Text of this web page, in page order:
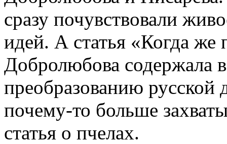
сразу почувствовали
идей. А статья «Когда же
Добролюбова содержала
преобразованию русской
почему-то больше
статья о пчелах.